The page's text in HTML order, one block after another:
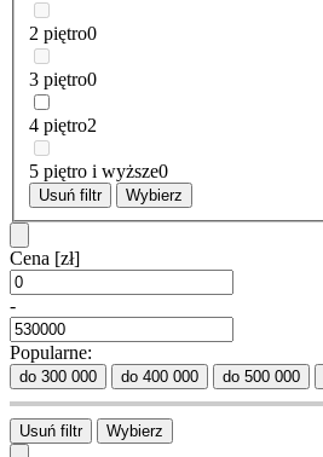
2 piętro0
3 piętro0
4 piętro2
5 piętro i wyższe0
Usuń filtr Wybierz
Cena [zł]
-
Popularne:
do 300 000 do 400 000 do 500 000
Usuń filtr Wybierz